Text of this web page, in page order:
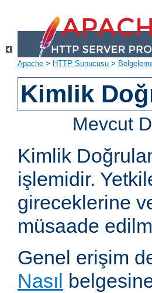
Apache > HTTP Sunucusu >
Kimlik
Mevcut
Kimlik
işlemidir.
gireceklerine
müsaade
Genel erişim
Nasıl